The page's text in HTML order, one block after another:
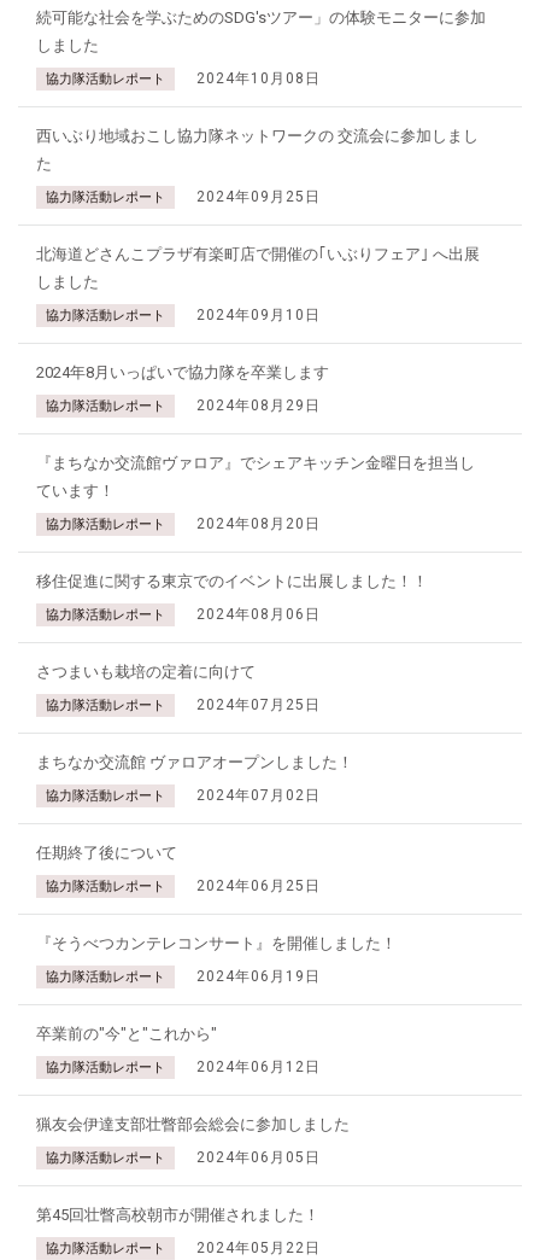
続可能な社会を学ぶためのSDG'sツアー」の体験モニターに参加
しました
協力隊活動レポート 2024年10月08日
西いぶり地域おこし協力隊ネットワークの 交流会に参加しまし
た
協力隊活動レポート 2024年09月25日
北海道どさんこプラザ有楽町店で開催の｢いぶりフェア｣ へ出展
しました
協力隊活動レポート 2024年09月10日
2024年8月いっぱいで協力隊を卒業します
協力隊活動レポート 2024年08月29日
『まちなか交流館ヴァロア』でシェアキッチン金曜日を担当し
ています！
協力隊活動レポート 2024年08月20日
移住促進に関する東京でのイベントに出展しました！！
協力隊活動レポート 2024年08月06日
さつまいも栽培の定着に向けて
協力隊活動レポート 2024年07月25日
まちなか交流館 ヴァロアオープンしました！
協力隊活動レポート 2024年07月02日
任期終了後について
協力隊活動レポート 2024年06月25日
『そうべつカンテレコンサート』を開催しました！
協力隊活動レポート 2024年06月19日
卒業前の"今"と"これから"
協力隊活動レポート 2024年06月12日
猟友会伊達支部壮瞥部会総会に参加しました
協力隊活動レポート 2024年06月05日
第45回壮瞥高校朝市が開催されました！
協力隊活動レポート 2024年05月22日